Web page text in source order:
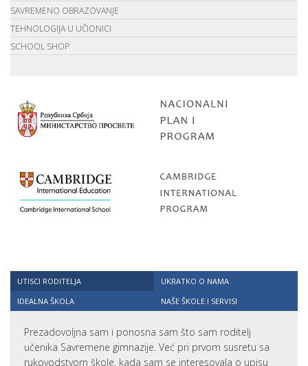
SAVREMENO OBRAZOVANJE
TEHNOLOGIJA U UČIONICI
SCHOOL SHOP
UTISCI RODITELJA
UKRATKO O NAMA
IDEALNA ŠKOLA
NAŠE ŠKOLE I SERVISI
Prezadovoljna sam i ponosna sam što sam roditelj
učenika Savremene gimnazije. Već pri prvom susretu sa
rukovodstvom škole, kada sam se interesovala o upisu